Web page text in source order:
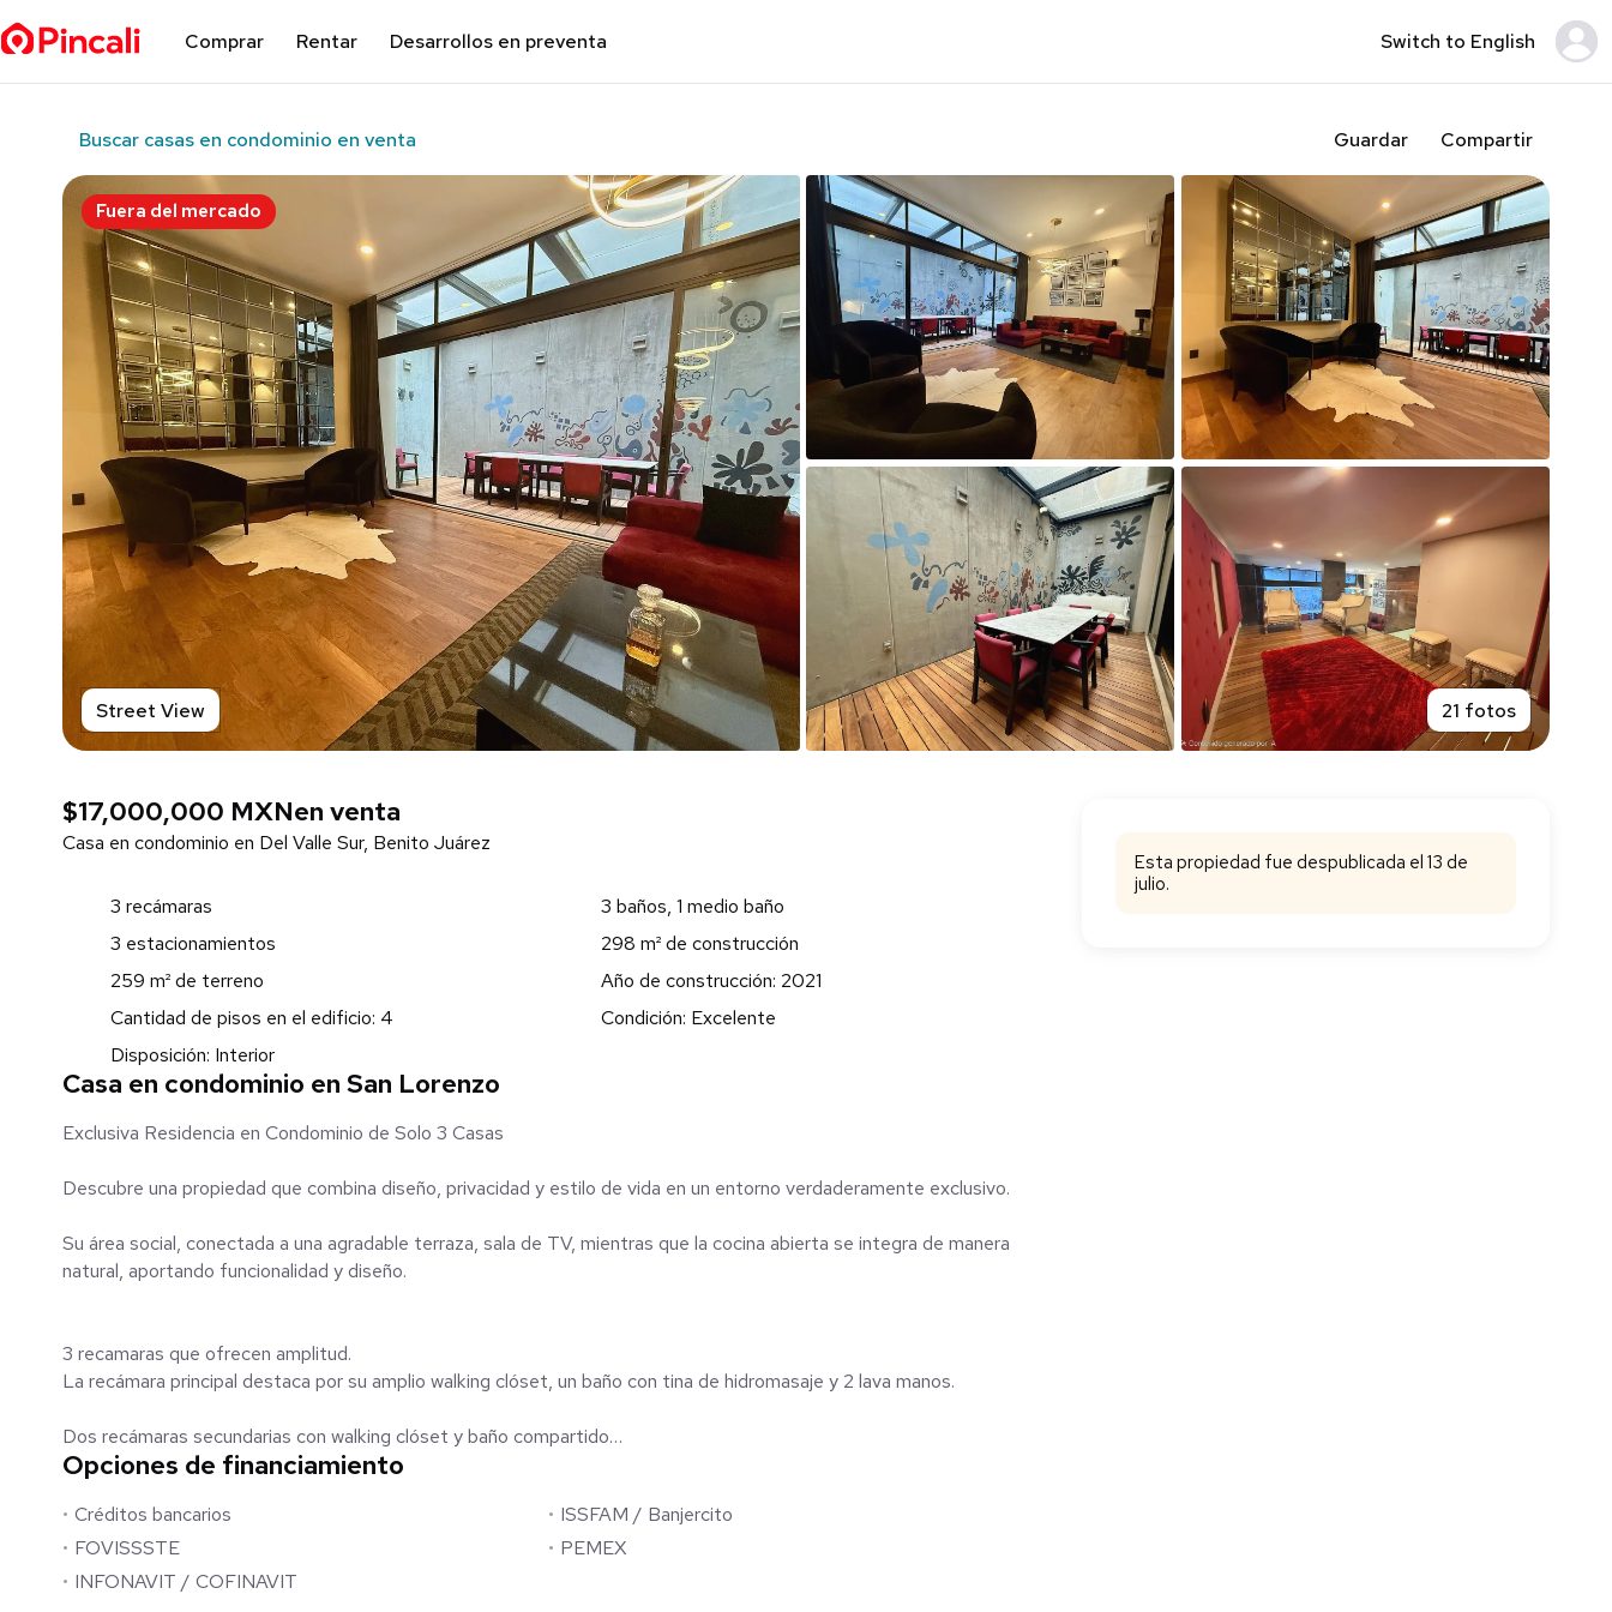
Comprar Rentar Desarrollos en preventa Switch to English
Buscar casas en condominio en venta Guardar Compartir
Fuera del mercado
Street View 21 fotos
$17,000,000 MXNen venta
Casa en condominio en Del Valle Sur, Benito Juárez
3 recámaras
3 baños, 1 medio baño
3 estacionamientos
298 m² de construcción
259 m² de terreno
Año de construcción: 2021
Cantidad de pisos en el edificio: 4
Condición: Excelente
Disposición: Interior
Casa en condominio en San Lorenzo
Exclusiva Residencia en Condominio de Solo 3 Casas
Descubre una propiedad que combina diseño, privacidad y estilo de vida en un entorno verdaderamente exclusivo.
Su área social, conectada a una agradable terraza, sala de TV, mientras que la cocina abierta se integra de manera
natural, aportando funcionalidad y diseño.
3 recamaras que ofrecen amplitud.
La recámara principal destaca por su amplio walking clóset, un baño con tina de hidromasaje y 2 lava manos.
Dos recámaras secundarias con walking clóset y baño compartido
En la parte superior, un espectacular roof garden de doble nivel. Equipado con jacuzzi, asador, mesa de billar, área
techada con bar ideal para reuniones, con baño.
Opciones de financiamiento
Créditos bancarios
FOVISSSTE
INFONAVIT / COFINAVIT
ISSFAM / Banjercito
PEMEX
Esta propiedad fue despublicada el 13 de
julio.